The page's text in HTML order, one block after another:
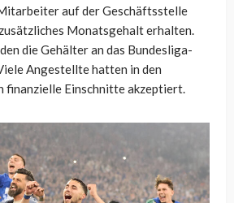
auf der Geschäftsstelle
Monatsgehalt erhalten.
die Gehälter an das Bundesliga-
Angestellte hatten in den
finanzielle Einschnitte akzeptiert.